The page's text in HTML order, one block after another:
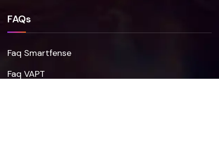
FAQs
Faq Smartfense
Faq VAPT